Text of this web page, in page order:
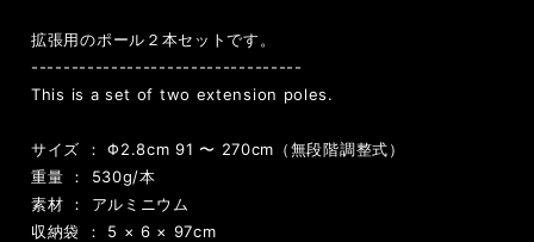
拡張用のポール２本セットです。
----------------------------------
This is a set of two extension poles.
サイズ ： Φ2.8cm 91 〜 270cm（無段階調整式）
重量 ： 530g/本
素材 ： アルミニウム
収納袋 ： 5 × 6 × 97cm